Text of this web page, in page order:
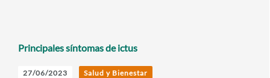
Principales síntomas de ictus
27/06/2023 Salud y Bienestar